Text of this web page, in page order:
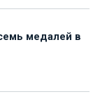
медалей в